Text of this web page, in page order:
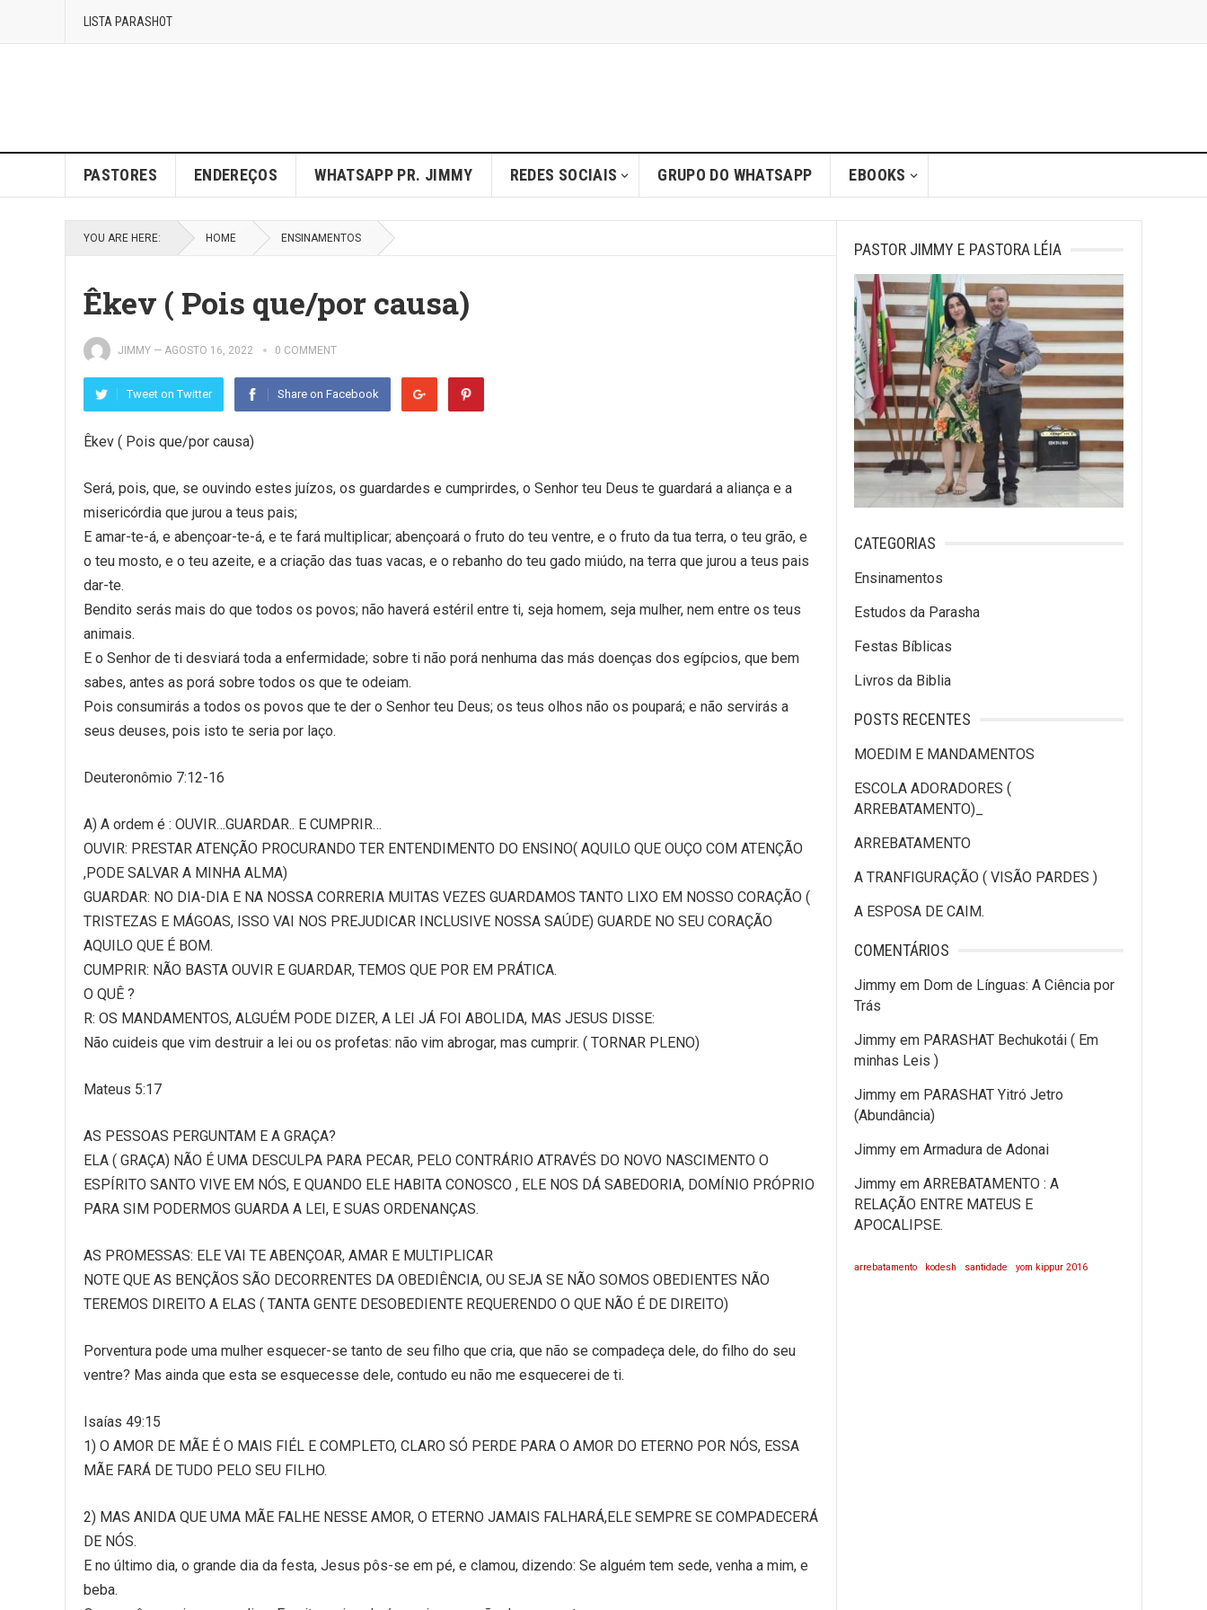
LISTA PARASHOT
PASTORES ENDEREÇOS WHATSAPP PR. JIMMY REDES SOCIAIS GRUPO DO WHATSAPP EBOOKS
YOU ARE HERE: HOME ENSINAMENTOS
Êkev ( Pois que/por causa)
JIMMY — AGOSTO 16, 2022 0 COMMENT
Tweet on Twitter Share on Facebook
Êkev ( Pois que/por causa)
Será, pois, que, se ouvindo estes juízos, os guardardes e cumprirdes, o Senhor teu Deus te guardará a aliança e a
misericórdia que jurou a teus pais;
E amar-te-á, e abençoar-te-á, e te fará multiplicar; abençoará o fruto do teu ventre, e o fruto da tua terra, o teu grão, e
o teu mosto, e o teu azeite, e a criação das tuas vacas, e o rebanho do teu gado miúdo, na terra que jurou a teus pais
dar-te.
Bendito serás mais do que todos os povos; não haverá estéril entre ti, seja homem, seja mulher, nem entre os teus
animais.
E o Senhor de ti desviará toda a enfermidade; sobre ti não porá nenhuma das más doenças dos egípcios, que bem
sabes, antes as porá sobre todos os que te odeiam.
Pois consumirás a todos os povos que te der o Senhor teu Deus; os teus olhos não os poupará; e não servirás a
seus deuses, pois isto te seria por laço.
Deuteronômio 7:12-16
A) A ordem é : OUVIR…GUARDAR.. E CUMPRIR…
OUVIR: PRESTAR ATENÇÃO PROCURANDO TER ENTENDIMENTO DO ENSINO( AQUILO QUE OUÇO COM ATENÇÃO
,PODE SALVAR A MINHA ALMA)
GUARDAR: NO DIA-DIA E NA NOSSA CORRERIA MUITAS VEZES GUARDAMOS TANTO LIXO EM NOSSO CORAÇÃO (
TRISTEZAS E MÁGOAS, ISSO VAI NOS PREJUDICAR INCLUSIVE NOSSA SAÚDE) GUARDE NO SEU CORAÇÃO
AQUILO QUE É BOM.
CUMPRIR: NÃO BASTA OUVIR E GUARDAR, TEMOS QUE POR EM PRÁTICA.
O QUÊ ?
R: OS MANDAMENTOS, ALGUÉM PODE DIZER, A LEI JÁ FOI ABOLIDA, MAS JESUS DISSE:
Não cuideis que vim destruir a lei ou os profetas: não vim abrogar, mas cumprir. ( TORNAR PLENO)
Mateus 5:17
AS PESSOAS PERGUNTAM E A GRAÇA?
ELA ( GRAÇA) NÃO É UMA DESCULPA PARA PECAR, PELO CONTRÁRIO ATRAVÉS DO NOVO NASCIMENTO O
ESPÍRITO SANTO VIVE EM NÓS, E QUANDO ELE HABITA CONOSCO , ELE NOS DÁ SABEDORIA, DOMÍNIO PRÓPRIO
PARA SIM PODERMOS GUARDA A LEI, E SUAS ORDENANÇAS.
AS PROMESSAS: ELE VAI TE ABENÇOAR, AMAR E MULTIPLICAR
NOTE QUE AS BENÇÃOS SÃO DECORRENTES DA OBEDIÊNCIA, OU SEJA SE NÃO SOMOS OBEDIENTES NÃO
TEREMOS DIREITO A ELAS ( TANTA GENTE DESOBEDIENTE REQUERENDO O QUE NÃO É DE DIREITO)
Porventura pode uma mulher esquecer-se tanto de seu filho que cria, que não se compadeça dele, do filho do seu
ventre? Mas ainda que esta se esquecesse dele, contudo eu não me esquecerei de ti.
Isaías 49:15
1) O AMOR DE MÃE É O MAIS FIÉL E COMPLETO, CLARO SÓ PERDE PARA O AMOR DO ETERNO POR NÓS, ESSA
MÃE FARÁ DE TUDO PELO SEU FILHO.
2) MAS ANIDA QUE UMA MÃE FALHE NESSE AMOR, O ETERNO JAMAIS FALHARÁ,ELE SEMPRE SE COMPADECERÁ
DE NÓS.
E no último dia, o grande dia da festa, Jesus pôs-se em pé, e clamou, dizendo: Se alguém tem sede, venha a mim, e
beba.
PASTOR JIMMY E PASTORA LÉIA
CATEGORIAS
Ensinamentos
Estudos da Parasha
Festas Bíblicas
Livros da Biblia
POSTS RECENTES
MOEDIM E MANDAMENTOS
ESCOLA ADORADORES (
ARREBATAMENTO)_
ARREBATAMENTO
A TRANFIGURAÇÃO ( VISÃO PARDES )
A ESPOSA DE CAIM.
COMENTÁRIOS
Jimmy em Dom de Línguas: A Ciência por
Trás
Jimmy em PARASHAT Bechukotái ( Em
minhas Leis )
Jimmy em PARASHAT Yitró Jetro
(Abundância)
Jimmy em Armadura de Adonai
Jimmy em ARREBATAMENTO : A
RELAÇÃO ENTRE MATEUS E
APOCALIPSE.
arrebatamento kodesh santidade yom kippur 2016